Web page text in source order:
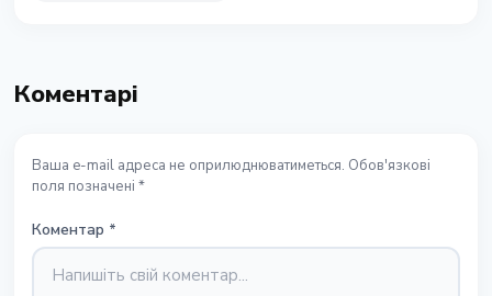
Коментарі
Ваша e-mail адреса не оприлюднюватиметься. Обов'язкові
поля позначені *
Коментар *